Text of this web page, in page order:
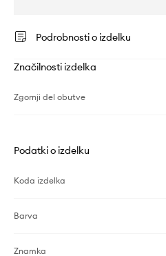
Podrobnosti o izdelku
Značilnosti izdelka
Zgornji del obutve
Podatki o izdelku
Koda izdelka
Barva
Znamka